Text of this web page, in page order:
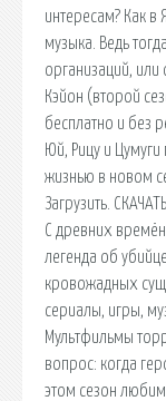
интересам? Как в
музыка. Ведь
организаций, или
Кэйон (второй
бесплатно и без
Юй, Рицу и
жизнью в новом
Загрузить.
С древних
легенда об
кровожадных
сериалы, игры,
Мультфильмы
вопрос: когда
этом сезон